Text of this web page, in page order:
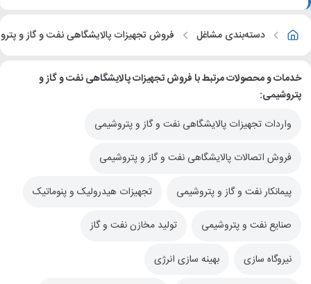
دسته‌بندی مشاغل فروش تجهیزات پالایشگاهی نفت و گاز و
خدمات و محصولات مرتبط با فروش تجهیزات پالایشگاهی نفت و گاز و
پتروشیمی:
واردات تجهیزات پالایشگاهی نفت و گاز و پتروشیمی
فروش اتصالات پالایشگاهی نفت و گاز و پتروشیمی
پیمانکار نفت و گاز و پتروشیمی تجهیزات هیدرولیک و پنوماتیک
صنایع نفت و پتروشیمی تولید مخازن نفت و گاز
نیروگاه سازی بهینه سازی انرژی